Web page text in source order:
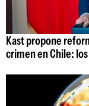
Kast propone
crimen en Chile: